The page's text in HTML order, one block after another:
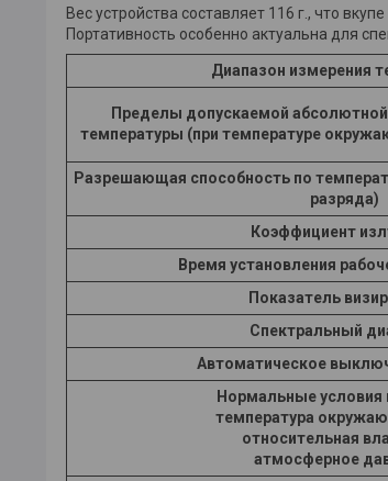
Вес устройства составляет 116 г., что
Портативность особенно актуальна для
Диапазон измерения
Пределы допускаемой
температуры (при температуре
Разрешающая способность по
разряда)
Коэффициент
Время установления
Показатель
Спектральный
Автоматическое
Нормальные условия
температура
относительная
атмосферное